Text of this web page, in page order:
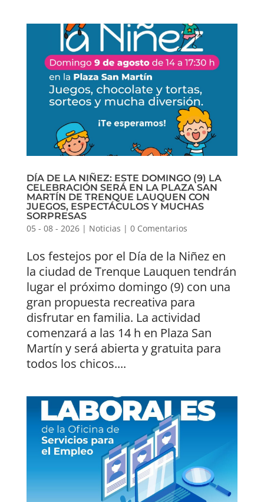
DÍA DE LA NIÑEZ: ESTE DOMINGO (9) LA
CELEBRACIÓN SERÁ EN LA PLAZA SAN
MARTÍN DE TRENQUE LAUQUEN CON
JUEGOS, ESPECTÁCULOS Y MUCHAS
SORPRESAS
05 - 08 - 2026| Noticias | 0 Comentarios
Los festejos por el Día de la Niñez en
la ciudad de Trenque Lauquen tendrán
lugar el próximo domingo (9) con una
gran propuesta recreativa para
disfrutar en familia. La actividad
comenzará a las 14 h en Plaza San
Martín y será abierta y gratuita para
todos los chicos....